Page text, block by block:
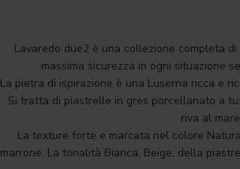
Lavaredo due2 è una collezione completa
massima sicurezza in ogni situazione
La pietra di ispirazione è una Luserna ricca e
Si tratta di piastrelle in gres porcellanato a
riva al
La texture forte e marcata nel colore
marrone. La tonalità Bianca, Beige, della